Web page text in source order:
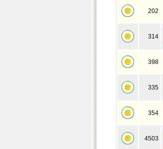
202
314
398
335
354
4503